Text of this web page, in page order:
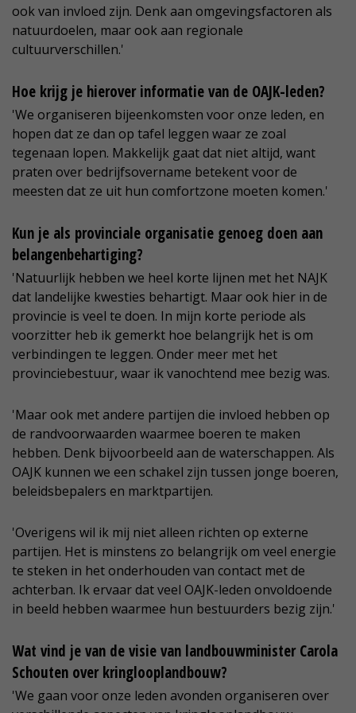
ook van invloed zijn. Denk aan omgevingsfactoren als
natuurdoelen, maar ook aan regionale
cultuurverschillen.'
Hoe krijg je hierover informatie van de OAJK-leden?
'We organiseren bijeenkomsten voor onze leden, en
hopen dat ze dan op tafel leggen waar ze zoal
tegenaan lopen. Makkelijk gaat dat niet altijd, want
praten over bedrijfsovername betekent voor de
meesten dat ze uit hun comfortzone moeten komen.'
Kun je als provinciale organisatie genoeg doen aan
belangenbehartiging?
'Natuurlijk hebben we heel korte lijnen met het NAJK
dat landelijke kwesties behartigt. Maar ook hier in de
provincie is veel te doen. In mijn korte periode als
voorzitter heb ik gemerkt hoe belangrijk het is om
verbindingen te leggen. Onder meer met het
provinciebestuur, waar ik vanochtend mee bezig was.
'Maar ook met andere partijen die invloed hebben op
de randvoorwaarden waarmee boeren te maken
hebben. Denk bijvoorbeeld aan de waterschappen. Als
OAJK kunnen we een schakel zijn tussen jonge boeren,
beleidsbepalers en marktpartijen.
'Overigens wil ik mij niet alleen richten op externe
partijen. Het is minstens zo belangrijk om veel energie
te steken in het onderhouden van contact met de
achterban. Ik ervaar dat veel OAJK-leden onvoldoende
in beeld hebben waarmee hun bestuurders bezig zijn.'
Wat vind je van de visie van landbouwminister Carola
Schouten over kringlooplandbouw?
'We gaan voor onze leden avonden organiseren over